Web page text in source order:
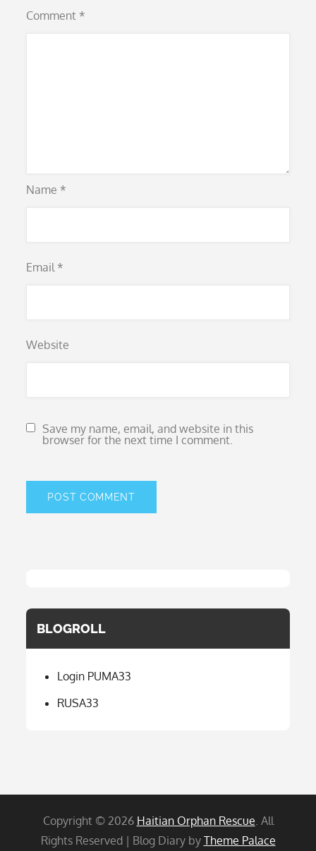
Comment *
Name *
Email *
Website
Save my name, email, and website in this
browser for the next time I comment.
BLOGROLL
Login PUMA33
RUSA33
Copyright © 2026 Haitian Orphan Rescue. All
Rights Reserved | Blog Diary by Theme Palace